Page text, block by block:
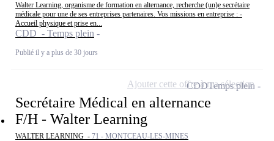
Walter Learning, organisme de formation en alternance, recherche (un)e secrétaire
médicale pour une de ses entreprises partenaires. Vos missions en entreprise : -
Accueil physique et prise en...
CDD - Temps plein
Publié il y a plus de 30 jours
Secrétaire Médical en alternance
F/H - Walter Learning
WALTER LEARNING - 71 - MONTCEAU-LES-MINES
CDDTemps plein
Ajouter cette offre à ma sélection